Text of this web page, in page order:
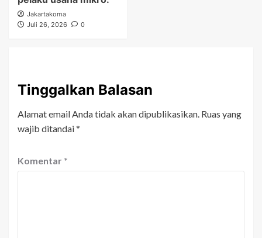
Jakartakoma
Juli 26, 2026
0
Tinggalkan Balasan
Alamat email Anda tidak akan dipublikasikan. Ruas yang
wajib ditandai*
Komentar *